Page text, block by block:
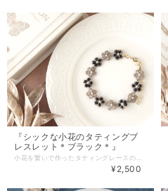
『シックな小花のタティングブ
レスレット＊ブラック＊』
¥2,500